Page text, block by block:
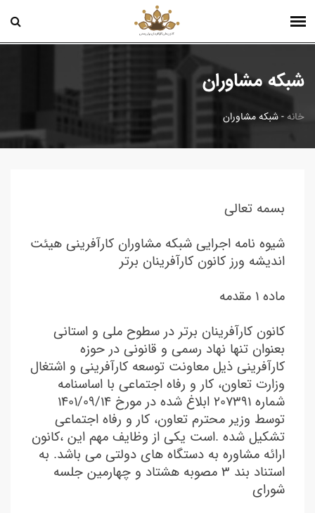
شبکه مشاوران
خانه-شبکه مشاوران
بسمه تعالی
شیوه نامه اجرایی شبکه مشاوران کارآفرینی هیئت
اندیشه ورز کانون کارآفرینان برتر
ماده ۱ مقدمه
کانون کارآفرینان برتر در سطوح ملی و استانی
بعنوان تنها نهاد رسمی و قانونی در حوزه
کارآفرینی ذیل معاونت توسعه کارآفرینی و اشتغال
وزارت تعاون، کار و رفاه اجتماعی با اساسنامه
شماره ۲۰۷۳۹۱ ابلاغ شده در مورخ ١٤٠١/٠٩/١٤
توسط وزیر محترم تعاون، کار و رفاه اجتماعی
تشکیل شده .است یکی از وظایف مهم این ،کانون
ارائه مشاوره به دستگاه های دولتی می باشد. به
استناد بند ۳ مصوبه هشتاد و چهارمین جلسه
شورای